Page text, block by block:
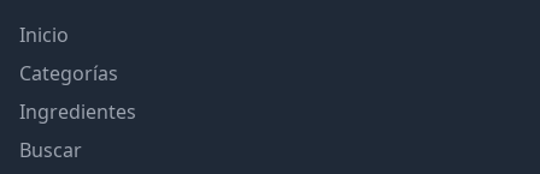
Inicio
Categorías
Ingredientes
Buscar